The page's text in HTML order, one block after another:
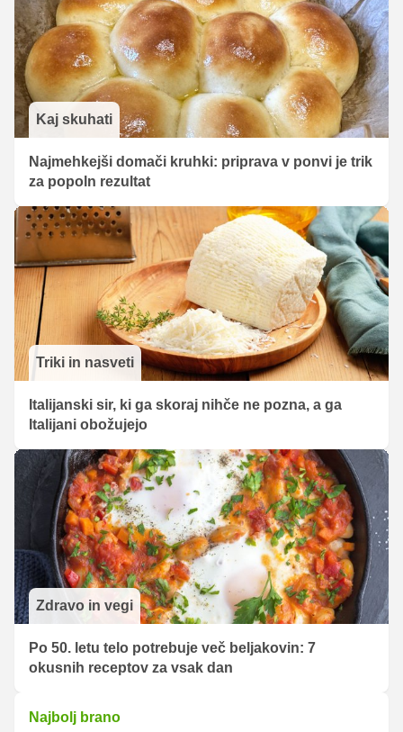
Kaj skuhati
Najmehkejši domači kruhki: priprava v ponvi je trik
za popoln rezultat
Triki in nasveti
Italijanski sir, ki ga skoraj nihče ne pozna, a ga
Italijani obožujejo
Zdravo in vegi
Po 50. letu telo potrebuje več beljakovin: 7
okusnih receptov za vsak dan
Najbolj brano